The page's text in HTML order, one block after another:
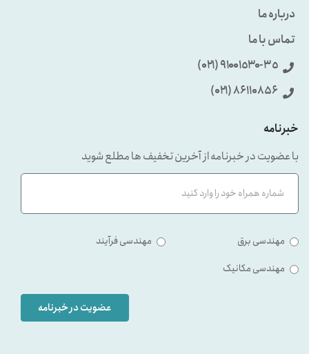
درباره ما
تماس با ما
٩۱۰۰۱٥۳۰-۳٥ (۰۲۱)
86110856 (۰۲۱)
خبرنامه
با عضویت در خبرنامه از آخرین تخفیف ها مطلع شوید
مهندسی برق
مهندسی فرآیند
مهندسی مکانیک
عضویت در خبرنامه